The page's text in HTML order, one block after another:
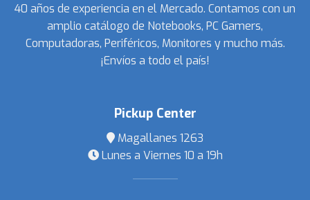
40 años de experiencia en el Mercado. Contamos con un
amplio catálogo de Notebooks, PC Gamers,
Computadoras, Periféricos, Monitores y mucho más.
¡Envíos a todo el país!
Pickup Center
Magallanes 1263
Lunes a Viernes 10 a 19h